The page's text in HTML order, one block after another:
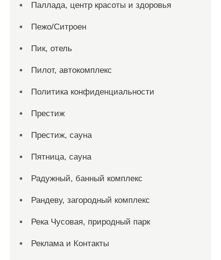
Паллада, центр красоты и здоровья
Пежо/Ситроен
Пик, отель
Пилот, автокомплекс
Политика конфиденциальности
Престиж
Престиж, сауна
Пятница, сауна
Радужный, банный комплекс
Рандеву, загородный комплекс
Река Чусовая, природный парк
Реклама и Контакты